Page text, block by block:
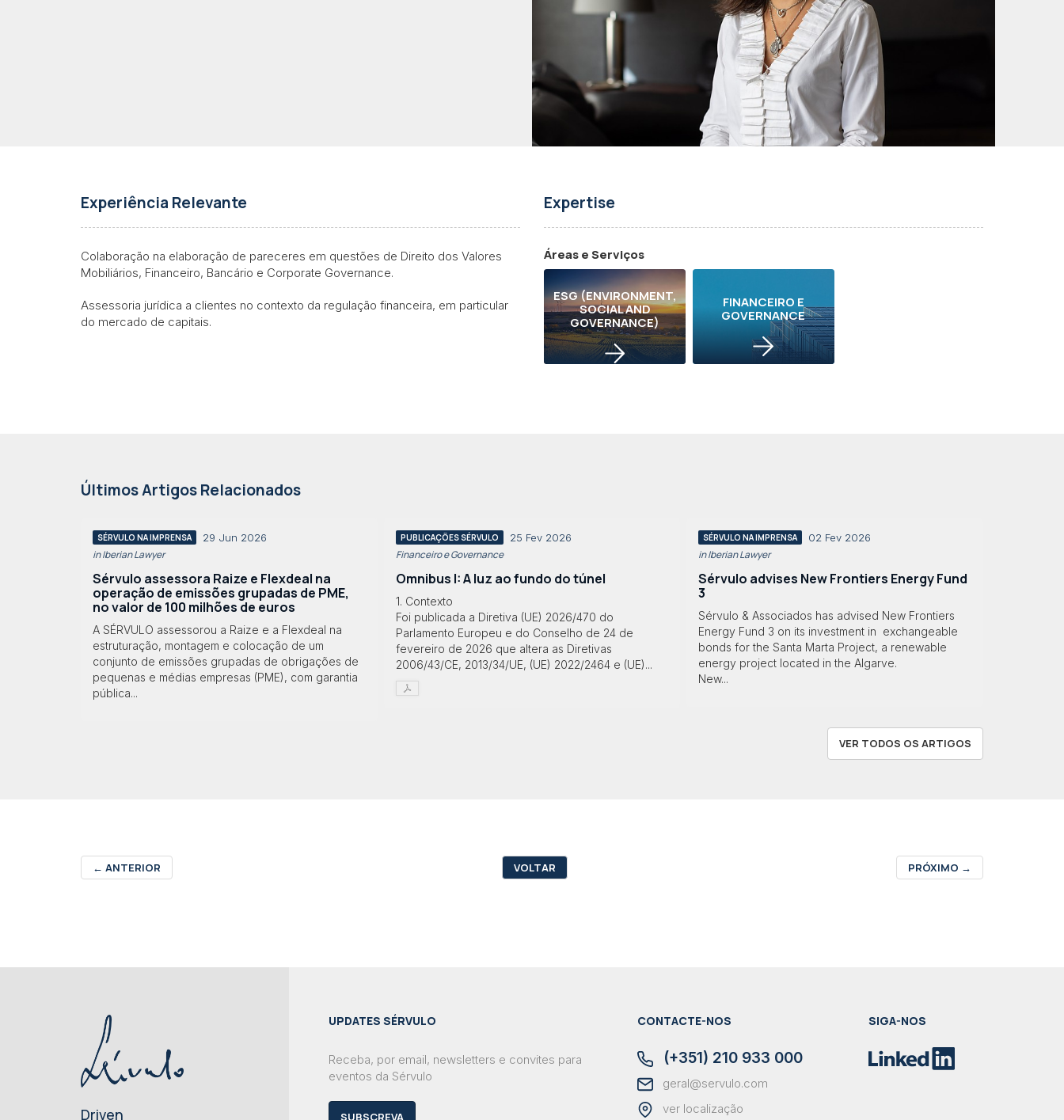
Experiência Relevante
Colaboração na elaboração de pareceres em questões de Direito dos Valores
Mobiliários, Financeiro, Bancário e Corporate Governance.
Assessoria jurídica a clientes no contexto da regulação financeira, em particular
do mercado de capitais.
Expertise
Áreas e Serviços
ESG (ENVIRONMENT,
SOCIAL AND
GOVERNANCE)
FINANCEIRO E
GOVERNANCE
Últimos Artigos Relacionados
SÉRVULO NA IMPRENSA 29 Jun 2026
in Iberian Lawyer
Sérvulo assessora Raize e Flexdeal na
operação de emissões grupadas de PME,
no valor de 100 milhões de euros
A SÉRVULO assessorou a Raize e a Flexdeal na
estruturação, montagem e colocação de um
conjunto de emissões grupadas de obrigações de
pequenas e médias empresas (PME), com garantia
pública...
PUBLICAÇÕES SÉRVULO 25 Fev 2026
Financeiro e Governance
Omnibus I: A luz ao fundo do túnel
1. Contexto
Foi publicada a Diretiva (UE) 2026/470 do
Parlamento Europeu e do Conselho de 24 de
fevereiro de 2026 que altera as Diretivas
2006/43/CE, 2013/34/UE, (UE) 2022/2464 e (UE)...
SÉRVULO NA IMPRENSA 02 Fev 2026
in Iberian Lawyer
Sérvulo advises New Frontiers Energy Fund
3
Sérvulo & Associados has advised New Frontiers
Energy Fund 3 on its investment in exchangeable
bonds for the Santa Marta Project, a renewable
energy project located in the Algarve.
New...
VER TODOS OS ARTIGOS
← ANTERIOR VOLTAR PRÓXIMO →
Driven
UPDATES SÉRVULO
Receba, por email, newsletters e convites para
eventos da Sérvulo
SUBSCREVA
CONTACTE-NOS
(+351) 210 933 000
geral@servulo.com
ver localização
SIGA-NOS